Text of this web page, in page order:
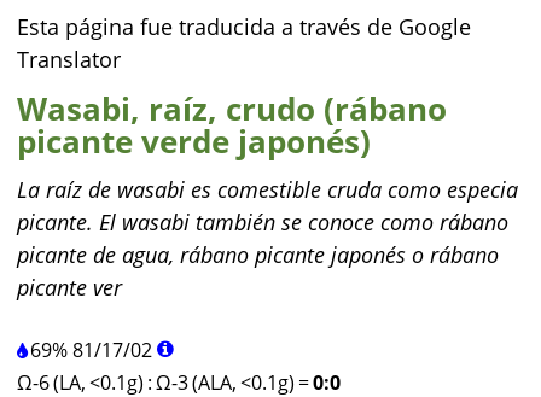
Esta página fue traducida a través de Google
Translator
Wasabi, raíz, crudo (rábano
picante verde japonés)
La raíz de wasabi es comestible cruda como especia
picante. El wasabi también se conoce como rábano
picante de agua, rábano picante japonés o rábano
picante ver
69%81/17/02
Ω-6 (LA, <0.1g) :Ω-3 (ALA, <0.1g) =0:0